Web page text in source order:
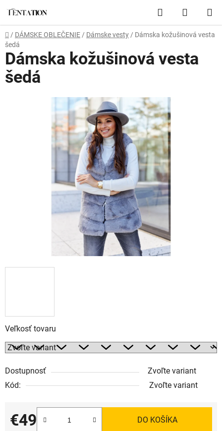
obsah
Hľadať
KOŠÍK
Domov
/ DÁMSKE OBLEČENIE / Dámske vesty / Dámska kožušinová vesta
šedá
Veľkosť tovaru
Dostupnosť
Zvoľte variant
Kód:
Zvoľte variant
€49 DO KOŠÍKA
Dámska kožušinová vesta
šedá